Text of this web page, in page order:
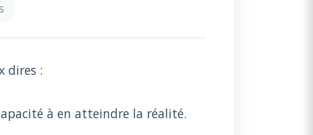
dires :
à en atteindre la réalité.